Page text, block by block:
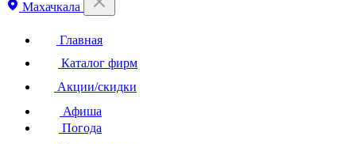
Махачкала
Главная
Каталог фирм
Акции/скидки
Афиша
Погода